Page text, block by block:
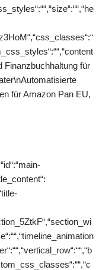
Finanzbuchhaltung für
für Amazon Pan EU,